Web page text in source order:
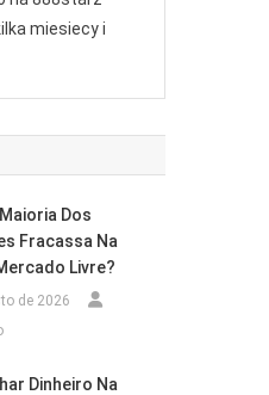
miesiecy i
Dos
Fracassa Na
Livre?
de 2026
Dinheiro Na